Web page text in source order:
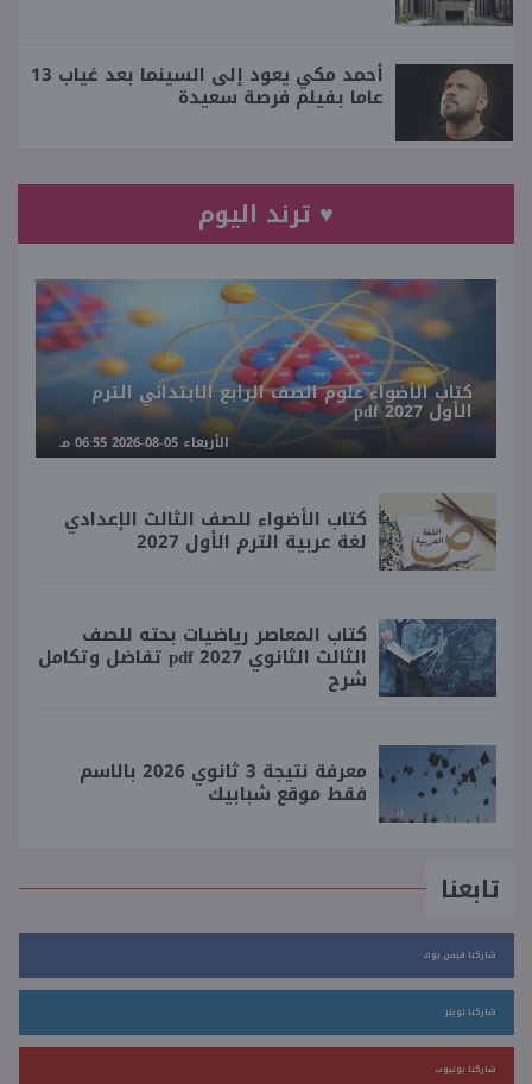
أحمد مكي يعود إلى السينما بعد غياب 13
عاما بفيلم فرصة سعيدة
♥ ترند اليوم
كتاب الأضواء علوم الصف الرابع الابتدائي الترم
الأول 2027 pdf
الأربعاء 05-08-2026 06:55 مـ
كتاب الأضواء للصف الثالث الإعدادي
لغة عربية الترم الأول 2027
كتاب المعاصر رياضيات بحته للصف
الثالث الثانوي 2027 pdf تفاضل وتكامل
شرح
معرفة نتيجة 3 ثانوي 2026 بالاسم
فقط موقع شبابيك
تابعنا
شاركنا فيس بوك
شاركنا تويتر
شاركنا يوتيوب